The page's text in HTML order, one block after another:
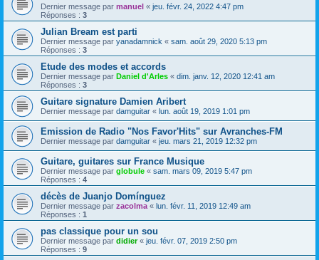
Dernier message par manuel « jeu. févr. 24, 2022 4:47 pm
Réponses : 3
Julian Bream est parti
Dernier message par yanadamnick « sam. août 29, 2020 5:13 pm
Réponses : 3
Etude des modes et accords
Dernier message par Daniel d'Arles « dim. janv. 12, 2020 12:41 am
Réponses : 3
Guitare signature Damien Aribert
Dernier message par damguitar « lun. août 19, 2019 1:01 pm
Emission de Radio "Nos Favor'Hits" sur Avranches-FM
Dernier message par damguitar « jeu. mars 21, 2019 12:32 pm
Guitare, guitares sur France Musique
Dernier message par globule « sam. mars 09, 2019 5:47 pm
Réponses : 4
décès de Juanjo Domínguez
Dernier message par zacolma « lun. févr. 11, 2019 12:49 am
Réponses : 1
pas classique pour un sou
Dernier message par didier« jeu. févr. 07, 2019 2:50 pm
Réponses : 9